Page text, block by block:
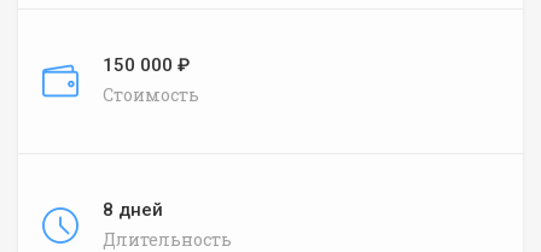
150 000 ₽
Стоимость
8 дней
Длительность